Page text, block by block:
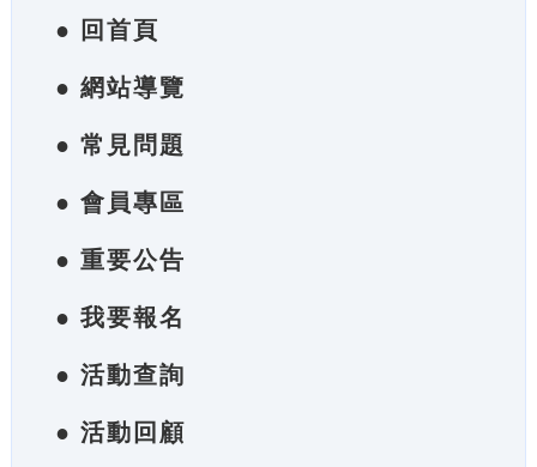
● 回首頁
● 網站導覽
● 常見問題
● 會員專區
● 重要公告
● 我要報名
● 活動查詢
● 活動回顧